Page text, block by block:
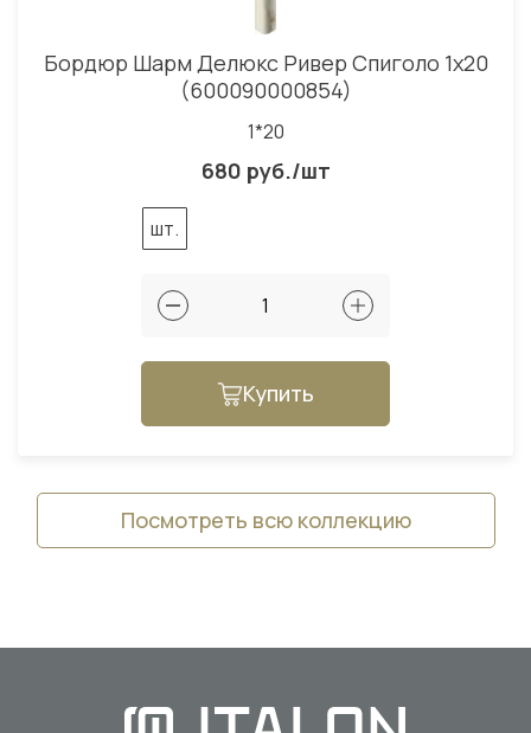
Бордюр Шарм Делюкс Ривер Спиголо 1x20
(600090000854)
1*20
680 руб./шт
шт.
Купить
Посмотреть всю коллекцию